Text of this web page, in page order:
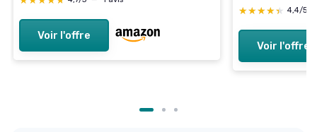
Voir l'offre
★★★★★
★★★★★ 4,4/5
Voir l'offre